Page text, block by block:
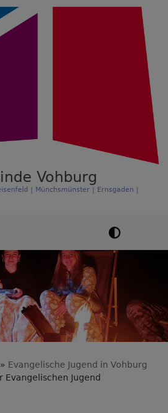
Vohburg
| Münchsmünster | Ernsgaden |
Evangelische Jugend in Vohburg
Evangelischen Jugend